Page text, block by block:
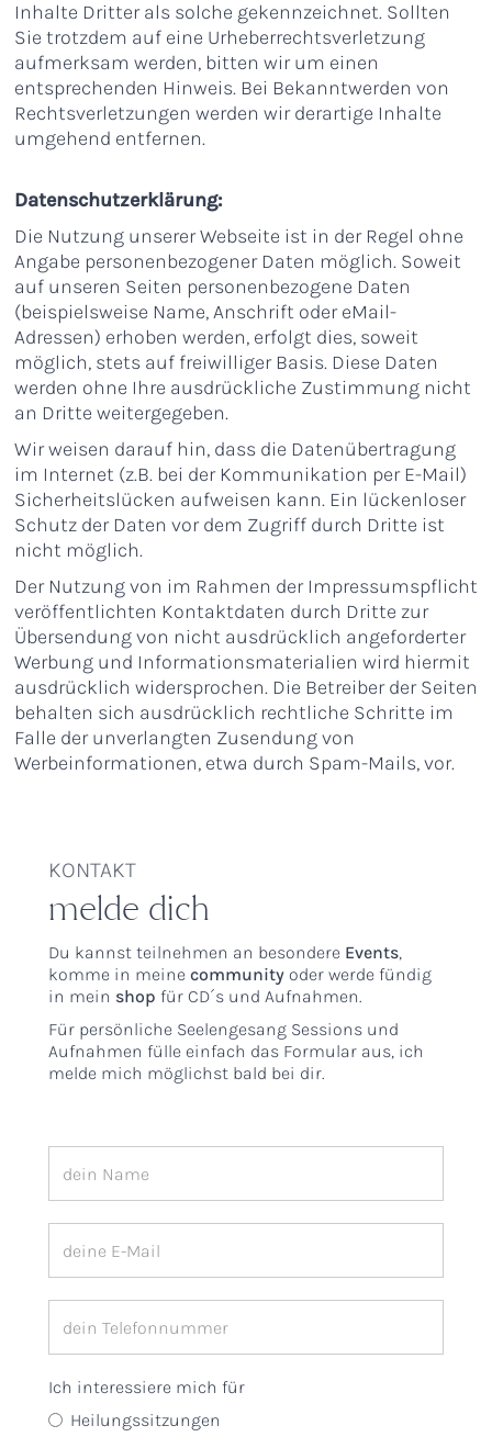
Inhalte Dritter als solche gekennzeichnet. Sollten
Sie trotzdem auf eine Urheberrechtsverletzung
aufmerksam werden, bitten wir um einen
entsprechenden Hinweis. Bei Bekanntwerden von
Rechtsverletzungen werden wir derartige Inhalte
umgehend entfernen.
Datenschutzerklärung:
Die Nutzung unserer Webseite ist in der Regel ohne
Angabe personenbezogener Daten möglich. Soweit
auf unseren Seiten personenbezogene Daten
(beispielsweise Name, Anschrift oder eMail-
Adressen) erhoben werden, erfolgt dies, soweit
möglich, stets auf freiwilliger Basis. Diese Daten
werden ohne Ihre ausdrückliche Zustimmung nicht
an Dritte weitergegeben.
Wir weisen darauf hin, dass die Datenübertragung
im Internet (z.B. bei der Kommunikation per E-Mail)
Sicherheitslücken aufweisen kann. Ein lückenloser
Schutz der Daten vor dem Zugriff durch Dritte ist
nicht möglich.
Der Nutzung von im Rahmen der Impressumspflicht
veröffentlichten Kontaktdaten durch Dritte zur
Übersendung von nicht ausdrücklich angeforderter
Werbung und Informationsmaterialien wird hiermit
ausdrücklich widersprochen. Die Betreiber der Seiten
behalten sich ausdrücklich rechtliche Schritte im
Falle der unverlangten Zusendung von
Werbeinformationen, etwa durch Spam-Mails, vor.
KONTAKT
melde dich
Du kannst teilnehmen an besondere Events,
komme in meine community oder werde fündig
in mein shop für CD´s und Aufnahmen.
Für persönliche Seelengesang Sessions und
Aufnahmen fülle einfach das Formular aus, ich
melde mich möglichst bald bei dir.
Ich interessiere mich für
Heilungssitzungen